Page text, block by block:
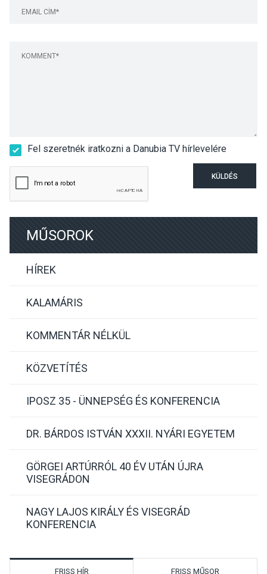
Fel szeretnék iratkozni a Danubia TV hírlevelére
KÜLDÉS
MŰSOROK
HÍREK
KALAMÁRIS
KOMMENTÁR NÉLKÜL
KÖZVETÍTÉS
IPOSZ 35 - ÜNNEPSÉG ÉS KONFERENCIA
DR. BÁRDOS ISTVÁN XXXII. NYÁRI EGYETEM
GÖRGEI ARTÚRRÓL 40 ÉV UTÁN ÚJRA
VISEGRÁDON
NAGY LAJOS KIRÁLY ÉS VISEGRÁD
KONFERENCIA
FRISS HÍR FRISS MŰSOR